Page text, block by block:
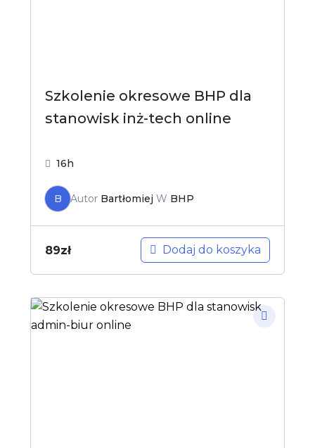
Szkolenie okresowe BHP dla
stanowisk inż-tech online
16h
B Autor Bartłomiej W BHP
89zł Dodaj do koszyka